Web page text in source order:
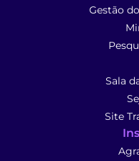
Gestão
Sala
Site